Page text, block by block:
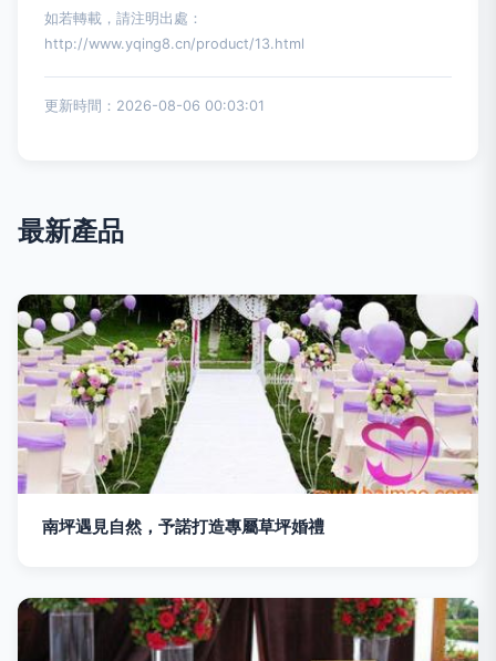
如若轉載，請注明出處：
http://www.yqing8.cn/product/13.html
更新時間：2026-08-06 00:03:01
最新產品
南坪遇見自然，予諾打造專屬草坪婚禮